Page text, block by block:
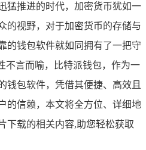
猛推进的时代，加密货币犹如一
的视野，对于加密货币的存储与
的钱包软件就如同拥有了一把守
不言而喻，比特派钱包，作为一
钱包软件，凭借其便捷、高效且
的信赖，本文将全方位、详细地
下载的相关内容,助您轻松获取